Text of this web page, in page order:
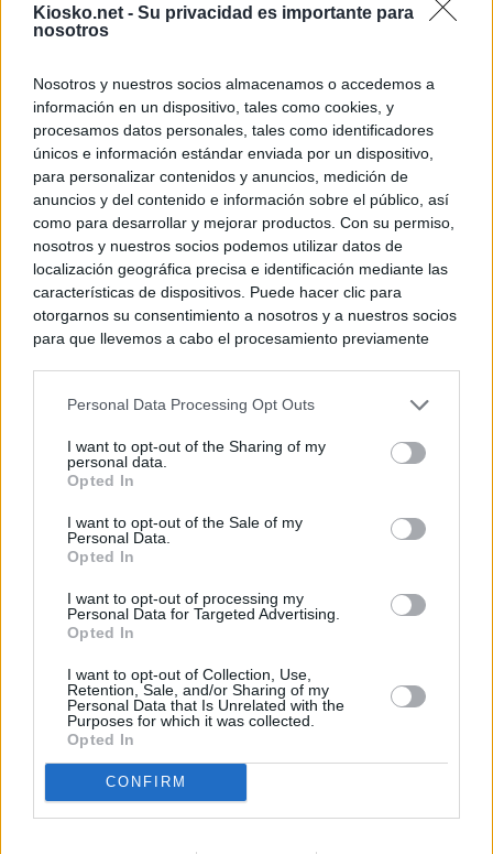
Kiosko.net - Su privacidad es importante para
nosotros
Nosotros y nuestros socios almacenamos o accedemos a
información en un dispositivo, tales como cookies, y
procesamos datos personales, tales como identificadores
únicos e información estándar enviada por un dispositivo,
para personalizar contenidos y anuncios, medición de
anuncios y del contenido e información sobre el público, así
como para desarrollar y mejorar productos. Con su permiso,
nosotros y nuestros socios podemos utilizar datos de
localización geográfica precisa e identificación mediante las
características de dispositivos. Puede hacer clic para
otorgarnos su consentimiento a nosotros y a nuestros socios
para que llevemos a cabo el procesamiento previamente
negar su consentimiento. Tenga en cuenta que algún
de su consentimiento, pero usted tiene el derecho de
rechazar tal procesamiento. Sus preferencias se aplicarán
cualquier momento entrando de nuevo en este sitio web o
visitando nuestra política de privacidad.
Personal Data Processing Opt Outs
I want to opt-out of the Sharing of my
personal data.
Opted In
I want to opt-out of the Sale of my
Personal Data.
Opted In
I want to opt-out of processing my
Personal Data for Targeted Advertising.
Opted In
I want to opt-out of Collection, Use,
Retention, Sale, and/or Sharing of my
Personal Data that Is Unrelated with the
Purposes for which it was collected.
Opted In
CONFIRM